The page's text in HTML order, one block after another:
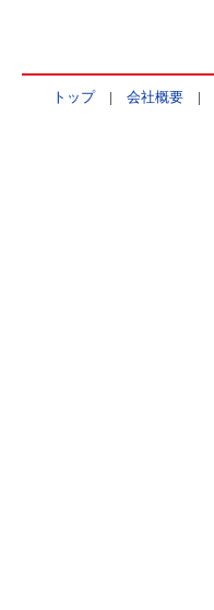
トップ| 会社概要|